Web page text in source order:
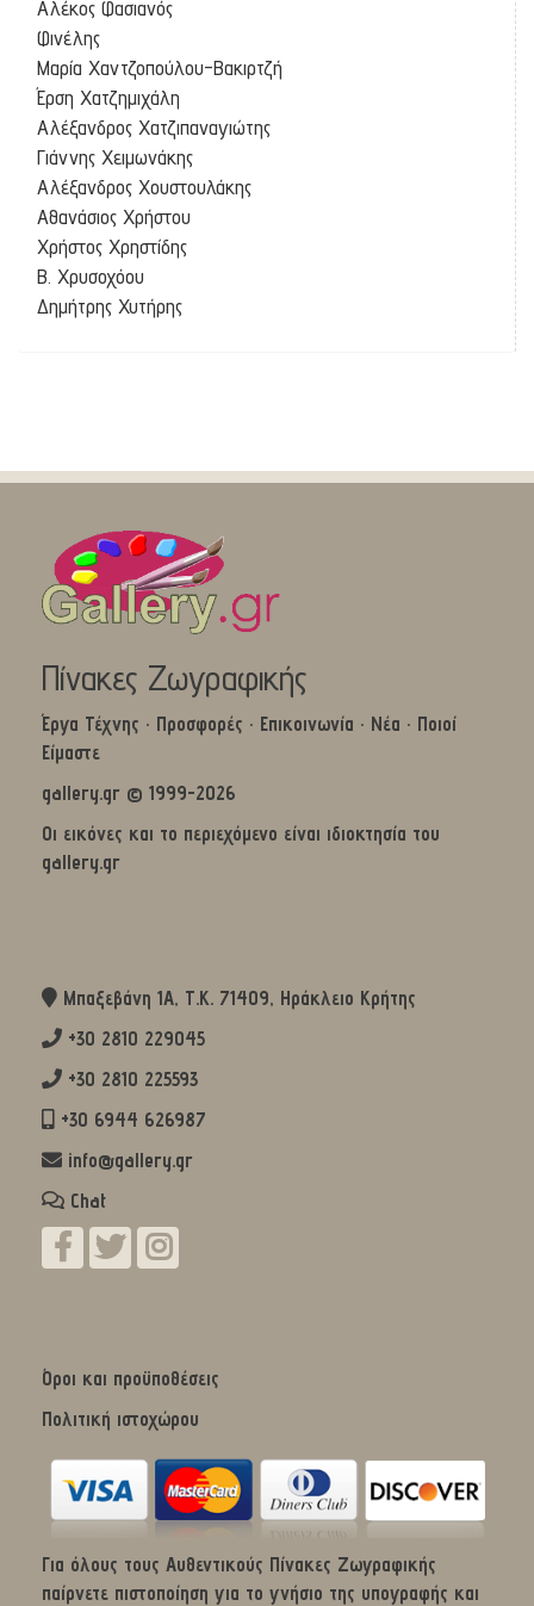
Αλέκος Φασιανός
Φινέλης
Μαρία Χαντζοπούλου-Βακιρτζή
Έρση Χατζημιχάλη
Αλέξανδρος Χατζιπαναγιώτης
Γιάννης Χειμωνάκης
Αλέξανδρος Χουστουλάκης
Αθανάσιος Χρήστου
Χρήστος Χρηστίδης
Β. Χρυσοχόου
Δημήτρης Χυτήρης
Πίνακες Ζωγραφικής
Έργα Τέχνης · Προσφορές · Επικοινωνία · Νέα · Ποιοί
Είμαστε
gallery.gr © 1999-2026
Οι εικόνες και το περιεχόμενο είναι ιδιοκτησία του
gallery.gr
Μπαξεβάνη 1Α, Τ.Κ. 71409, Ηράκλειο Κρήτης
+30 2810 229045
+30 2810 225593
+30 6944 626987
info@gallery.gr
Chat
Όροι και προϋποθέσεις
Πολιτική ιστοχώρου
Για όλους τους Αυθεντικούς Πίνακες Ζωγραφικής
παίρνετε πιστοποίηση για το γνήσιο της υπογραφής και